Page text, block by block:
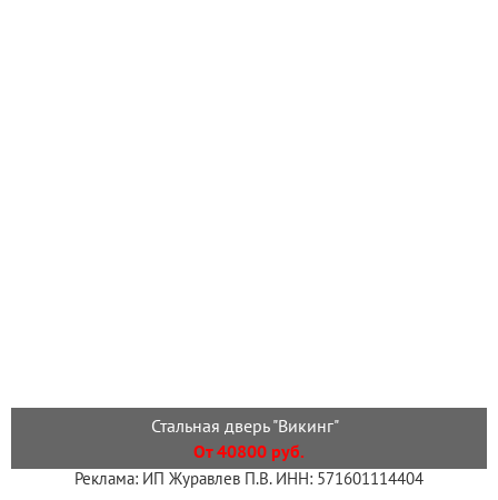
Стальная дверь "Викинг"
От 40800 руб.
Реклама: ИП Журавлев П.В. ИНН: 571601114404